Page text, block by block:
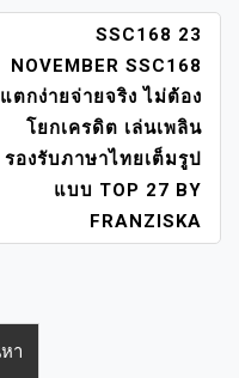
SSC168 23
NOVEMBER SSC168
แตกง่ายจ่ายจริง ไม่ต้อง
โยกเครดิต เล่นเพลิน
รองรับภาษาไทยเต็มรูป
แบบ TOP 27 BY
FRANZISKA